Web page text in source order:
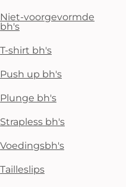
Niet-voorgevormde
bh's
T-shirt bh's
Push up bh's
Plunge bh's
Strapless bh's
Voedingsbh's
Tailleslips